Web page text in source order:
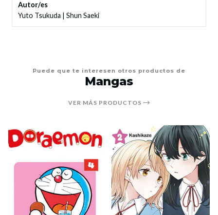
Autor/es
Yuto Tsukuda | Shun Saeki
Puede que te interesen otros productos de
Mangas
VER MÁS PRODUCTOS